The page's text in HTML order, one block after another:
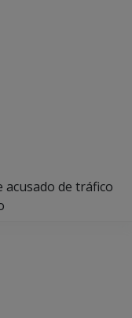
acusado de tráfico